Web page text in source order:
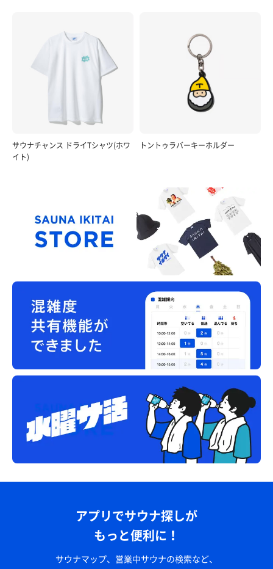
サウナチャンス ドライTシャツ(ホワ
イト)
トントゥラバーキーホルダー
アプリでサウナ探しが
もっと便利に！
サウナマップ、営業中サウナの検索など、